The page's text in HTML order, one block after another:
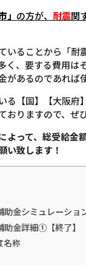
」 の方が、 耐震関
いることから「
く、要する費用は
があるのであれば
る【国】【大阪
おりますので、ぜ
って、総受給金
い致します！
助金シミュレーショ
助金詳細①【終了】
名称